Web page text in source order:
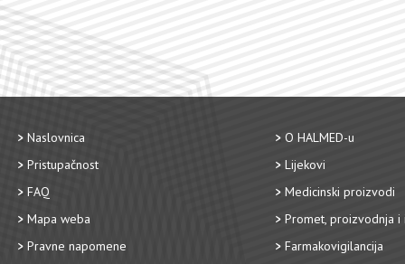
Naslovnica
Pristupačnost
FAQ
Mapa weba
Pravne napomene
O HALMED-u
Lijekovi
Medicinski proizvodi
Promet, proizvodnja i
Farmakovigilancija